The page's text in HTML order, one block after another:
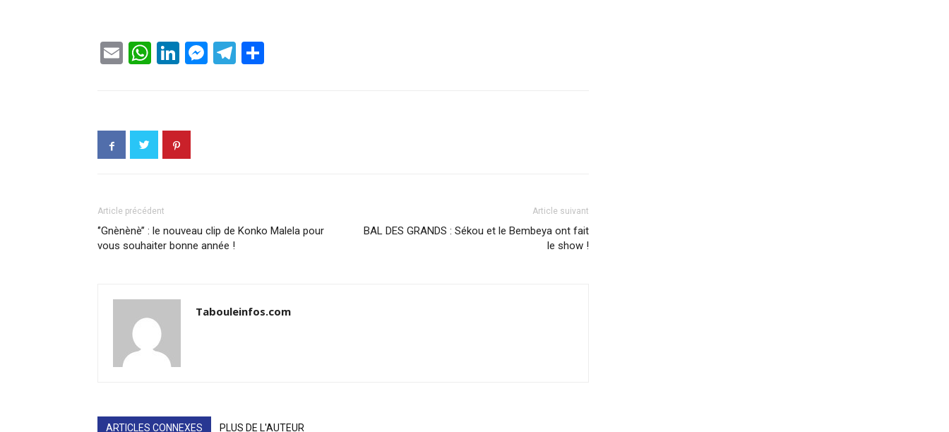
EmailWhatsApp
LinkedIn
Messenger
Telegram
Article précédent
‘’Gnènènè’’ : le nouveau clip de Konko Malela pour
vous souhaiter bonne année !
Article suivant
BAL DES GRANDS : Sékou et le Bembeya ont fait
le show !
Tabouleinfos.com
ARTICLES CONNEXES PLUS DE L'AUTEUR